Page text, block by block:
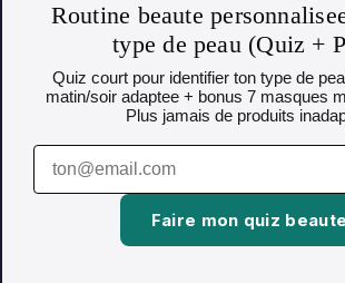
Routine beaute
type de peau (Quiz +
Quiz court pour identifier ton type de
matin/soir adaptee + bonus 7 masques
Plus jamais de produits
Faire mon quiz beaute